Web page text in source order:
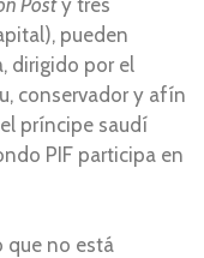
pueden
dirigido por el
conservador y afín
príncipe saudí
PIF participa en
que no está